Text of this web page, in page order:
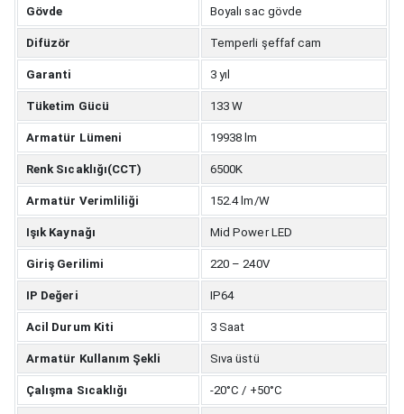
Gövde Boyalı sac gövde
Difüzör Temperli şeffaf cam
Garanti 3 yıl
Tüketim Gücü 133 W
Armatür Lümeni 19938 lm
Renk Sıcaklığı(CCT) 6500K
Armatür Verimliliği 152.4 lm/W
Işık Kaynağı Mid Power LED
Giriş Gerilimi 220 – 240V
IP Değeri IP64
Acil Durum Kiti 3 Saat
Armatür Kullanım Şekli Sıva üstü
Çalışma Sıcaklığı -20°C / +50°C